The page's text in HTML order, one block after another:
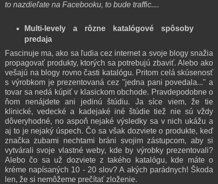
to nazdieľate na Facebooku, to bude traffic....
Multi-levely
a rôzne katalógové spôsoby
predaja
Fascinuje ma, ako sa ľudia cez internet a svoje blogy snažia
propagovať produkty, ktorých sa potrebujú zbaviť. Alebo ako
vešajú na blogy rovno časti katalógu. Pritom celá skúsenosť
s výrobkom je prezentovaná cez "jedna pani povedala..." a
tovar sa nedá kúpiť v klasickom obchode. Pravdepodobne o
ňom nenájdete ani jedinú štúdiu. Ja síce viem, že tie
klinické, vedecké a kadejaké iné štúdie tiež nie sú vždy
dôveryhodné, no aspoň nejaké výsledky sa v nich ukážu a
aj to je nejaký úspech. Čo sa však dozviete o produkte, keď
značka zubami nechtami bráni svojim zástupcom, aby si
vytvárali svoje vlastné weby, kde by výrobky prezentovali?
Alebo čo sa už dozviete z takého katalógu, kde máte o
kréme napísaných 10 - 20 slov? A akých parádnych! Škoda
len, že si nemôžeme prečítať zloženie.